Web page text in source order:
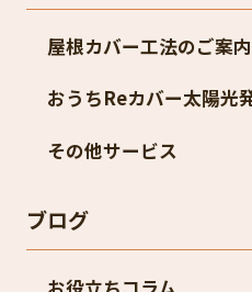
屋根カバー工法のご案内
おうちReカバー太陽光
その他サービス
ブログ